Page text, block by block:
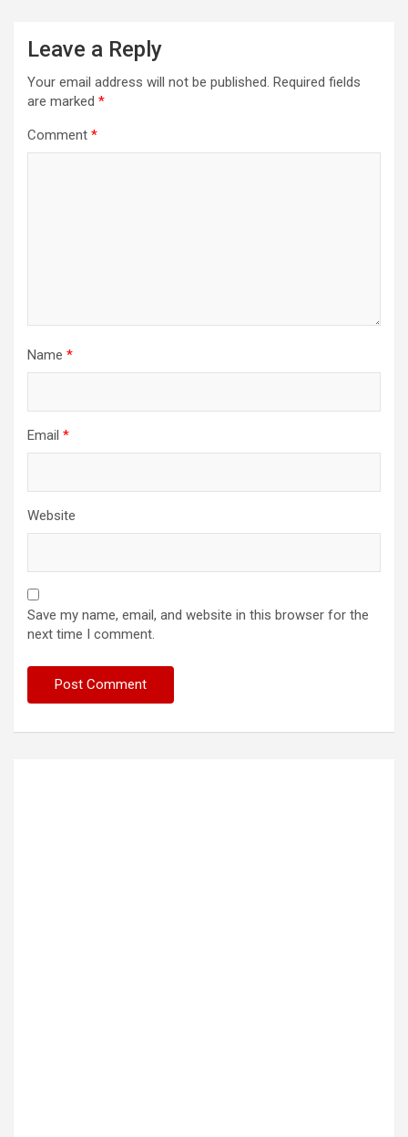
Leave a Reply
Your email address will not be published. Required fields
are marked *
Comment *
Name *
Email *
Website
Save my name, email, and website in this browser for the
next time I comment.